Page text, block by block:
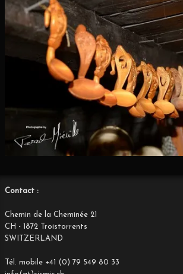
Contact :
Chemin de la Cheminée 21
CH - 1872 Troistorrents
SWITZERLAND
Tél. mobile +41 (0) 79 549 80 33